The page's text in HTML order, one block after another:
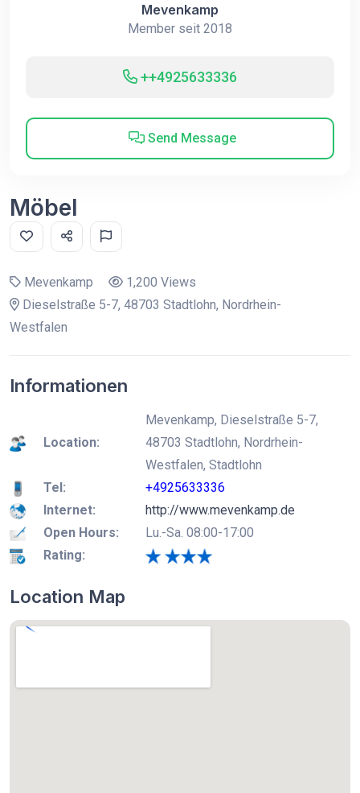
Mevenkamp
Member seit 2018
++4925633336
Send Message
Möbel
Mevenkamp
1,200 Views
Dieselstraße 5-7, 48703 Stadtlohn, Nordrhein-
Westfalen
Informationen
Location:
Mevenkamp, Dieselstraße 5-7,
48703 Stadtlohn, Nordrhein-
Westfalen, Stadtlohn
Tel:
+4925633336
Internet:
http://www.mevenkamp.de
Open Hours:
Lu.-Sa. 08:00-17:00
Rating:
Location Map